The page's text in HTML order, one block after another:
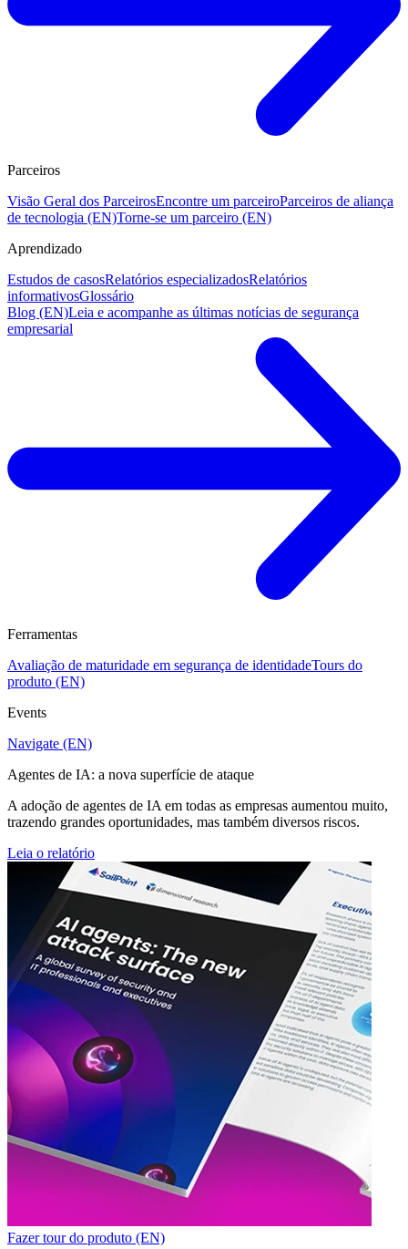
Parceiros
Visão Geral dos ParceirosEncontre um parceiroParceiros de aliança
de tecnologia (EN)Torne-se um parceiro (EN)
Aprendizado
Estudos de casosRelatórios especializadosRelatórios
informativosGlossário
Blog (EN)Leia e acompanhe as últimas notícias de segurança
empresarial
Ferramentas
Avaliação de maturidade em segurança de identidadeTours do
produto (EN)
Events
Navigate (EN)
Agentes de IA: a nova superfície de ataque
A adoção de agentes de IA em todas as empresas aumentou muito,
trazendo grandes oportunidades, mas também diversos riscos.
Leia o relatório
Fazer tour do produto (EN)